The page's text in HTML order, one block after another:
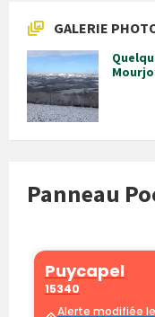
GALERIE
Panneau